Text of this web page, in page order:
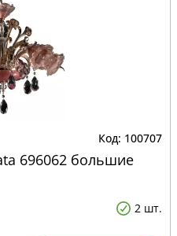
100707
696062 большие
2 шт.